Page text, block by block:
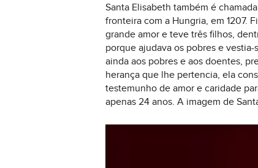
Santa Elisabeth também é
fronteira com a Hungria, em 1207.
grande amor e teve três filhos,
porque ajudava os pobres e
ainda aos pobres e aos doentes,
herança que lhe pertencia, ela
testemunho de amor e caridade
apenas 24 anos. A imagem de